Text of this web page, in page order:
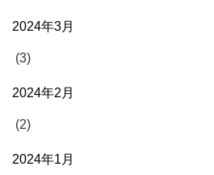
2024年3月
(3)
2024年2月
(2)
2024年1月